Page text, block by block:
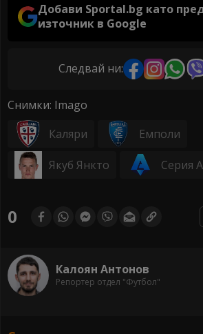
Добави Sportal.bg като
източник в Google
Следвай ни:
Снимки: Imago
Каляри
Емполи
Якуб Янкто Серия А
0
Калоян Антонов
Репортер отдел "Футбол"